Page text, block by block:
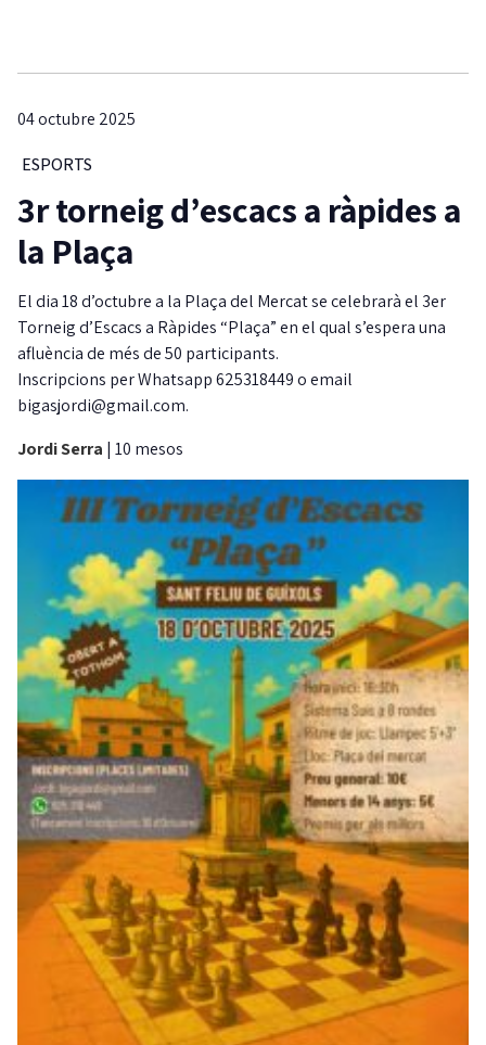
04 octubre 2025
ESPORTS
3r torneig d’escacs a ràpides a
la Plaça
El dia 18 d’octubre a la Plaça del Mercat se celebrarà el 3er
Torneig d’Escacs a Ràpides “Plaça” en el qual s’espera una
afluència de més de 50 participants.
Inscripcions per Whatsapp 625318449 o email
bigasjordi@gmail.com.
Jordi Serra | 10 mesos